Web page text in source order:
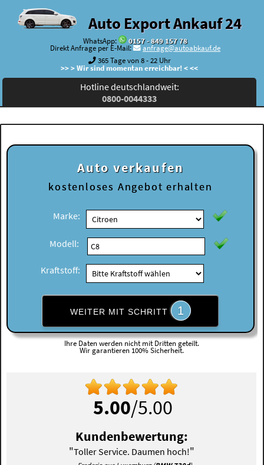
Auto Export Ankauf 24
WhatsApp:
0157 - 849 157 78
Direkt Anfrage per E-Mail:
anfrage@autoabkauf.de
365 Tage von 8 - 22 Uhr
>> > Wir sind momentan erreichbar! < <<
Hotline deutschlandweit:
0800-0044333
Auto verkaufen
kostenloses Angebot erhalten
Marke:
Modell:
Kraftstoff:
WEITER MIT SCHRITT 1
Ihre Daten werden nicht mit Dritten geteilt.
Wir garantieren 100% Sicherheit.
5.00/5.00
Kundenbewertung:
"Toller Service. Daumen hoch!"